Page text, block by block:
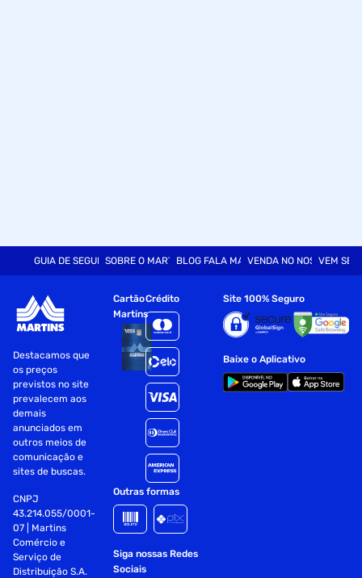
GUIA DE SEGURANÇASOBRE O MARTINSBLOG FALA MARTVENDA NO NOSSO SITE
VEM SER
Destacamos que
os preços
previstos no site
prevalecem aos
demais
anunciados em
outros meios de
comunicação e
sites de buscas.
CNPJ
43.214.055/0001-
07 | Martins
Comércio e
Serviço de
Distribuição S.A.
Cartão
Martins
Crédito
Outras formas
Siga nossas Redes
Sociais
Site 100% Seguro
Baixe o Aplicativo